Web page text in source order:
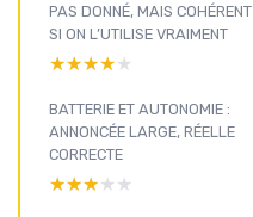
PAS DONNÉ, MAIS COHÉRENT
SI ON L’UTILISE VRAIMENT
★★★★★
★★★★★
BATTERIE ET AUTONOMIE :
ANNONCÉE LARGE, RÉELLE
CORRECTE
★★★★★
★★★★★